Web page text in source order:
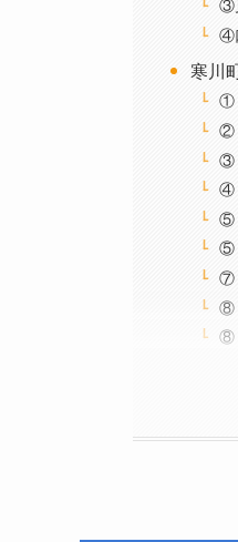
③
④
寒川
①
②
③
④
⑤
⑤
⑦
⑧
⑧